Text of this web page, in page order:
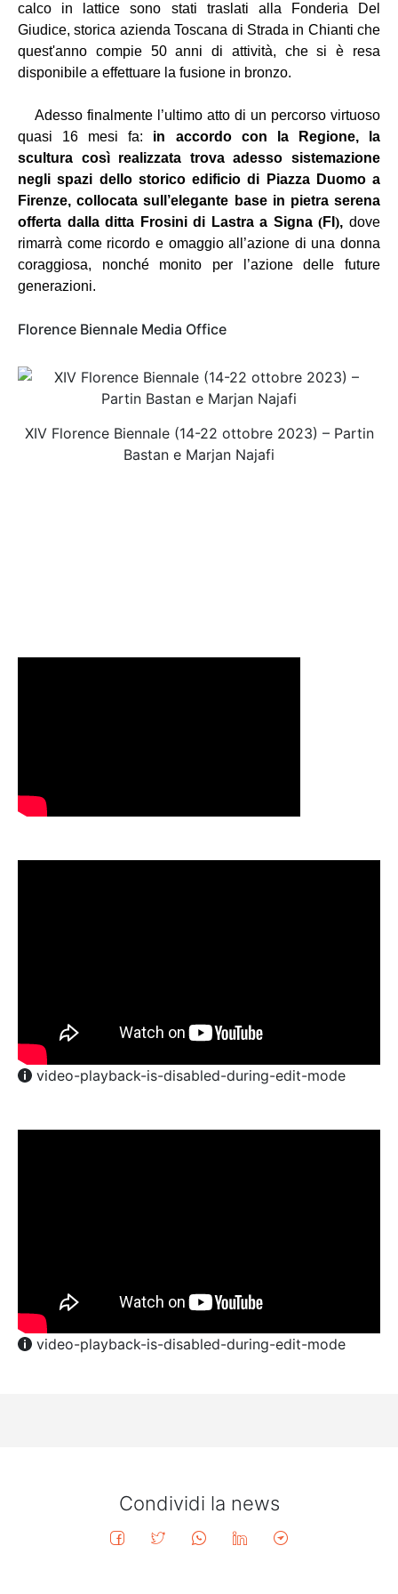
calco in lattice sono stati traslati alla Fonderia Del
Giudice, storica azienda Toscana di Strada in Chianti che
quest'anno compie 50 anni di attività, che si è resa
disponibile a effettuare la fusione in bronzo.
Adesso finalmente l’ultimo atto di un percorso virtuoso
quasi 16 mesi fa: in accordo con la Regione, la
scultura così realizzata trova adesso sistemazione
negli spazi dello storico edificio di Piazza Duomo a
Firenze, collocata sull’elegante base in pietra serena
offerta dalla ditta Frosini di Lastra a Signa(FI),dove
rimarrà come ricordo e omaggio all’azione di una donna
coraggiosa, nonché monito per l’azione delle future
generazioni.
Florence Biennale Media Office
XIV Florence Biennale (14-22 ottobre 2023) – Partin
Bastan e Marjan Najafi
video-playback-is-disabled-during-edit-mode
video-playback-is-disabled-during-edit-mode
Condividi la news